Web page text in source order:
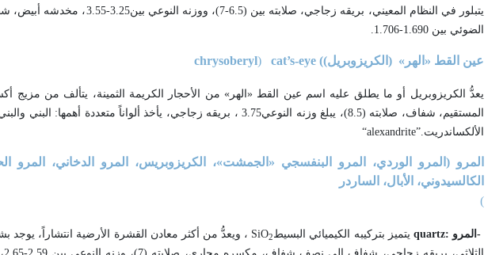
يتبلور في النظام المعيني، بريقه
الضوئي بين 1.690-1.706
.
عين القط «الهر» (الكريزوبريل)cat’s-eye (
chrysoberyl)
يعدُّ الكريزوبريل أو ما يطلق عليه اسم عين القط «الهر» من الأحجار الكريمة الثمينة، يتألف من مزيج
المستقيم، شفاف، صلابته (8.5)، يبلغ وزنه النوعي3.75 ، بريقه زجاجي، يأخذ
الألكساندريت“alexandrite”.
المرو (المرو الوردي، المرو البنفسجي «الجمشت»، الكريزوبريس، المرو الدخاني، المرو
الكالسيدوني، الأبال، الساردر
(
- المرو quartz: يتميز بتركيبه الكيميائي البسيط SiO2
، ويعدُّ من أكثر معادن القشرة الأرضية انتشاراً، يوجد